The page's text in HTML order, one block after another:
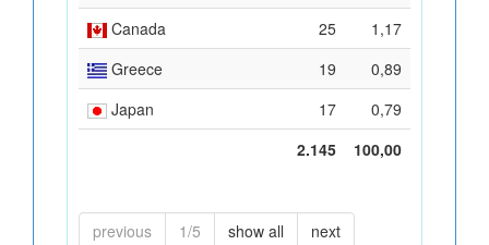
Canada
25
1,17
Greece
19
0,89
Japan
17
0,79
2.145
100,00
previous 1/5 show all next